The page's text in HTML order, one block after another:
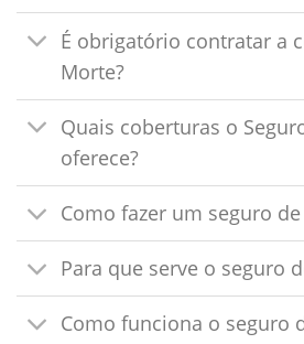
É obrigatório contratar a
Morte?
Quais coberturas o
oferece?
Como fazer um seguro de
Para que serve o seguro
Como funciona o seguro